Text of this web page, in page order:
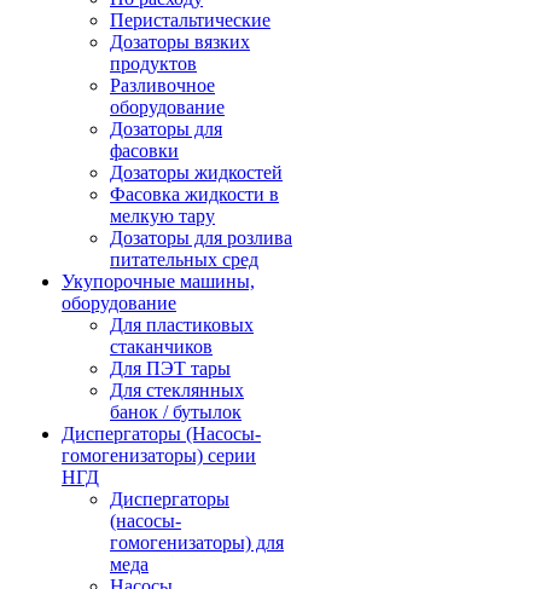
Перистальтические
Дозаторы вязких
продуктов
Разливочное
оборудование
Дозаторы для
фасовки
Дозаторы жидкостей
Фасовка жидкости в
мелкую тару
Дозаторы для розлива
питательных сред
Укупорочные машины,
оборудование
Для пластиковых
стаканчиков
Для ПЭТ тары
Для стеклянных
банок / бутылок
Диспергаторы (Насосы-
гомогенизаторы) серии
НГД
Диспергаторы
(насосы-
гомогенизаторы) для
меда